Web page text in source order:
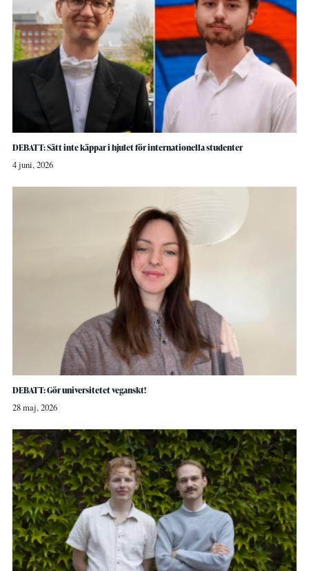
DEBATT: Sätt inte käppar i hjulet för internationella studenter
4 juni, 2026
DEBATT: Gör universitetet veganskt!
28 maj, 2026